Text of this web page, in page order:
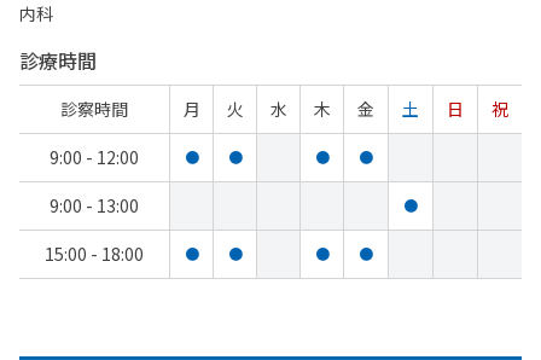
内科
診療時間
診察時間 月 火 水 木 金 土 日
祝
9:00 - 12:00
● ● ● ●
9:00 - 13:00 ●
15:00 - 18:00 ● ● ● ●